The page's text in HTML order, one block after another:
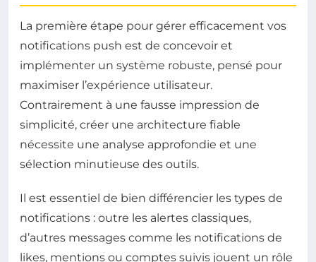
La première étape pour gérer efficacement vos
notifications push est de concevoir et
implémenter un système robuste, pensé pour
maximiser l’expérience utilisateur.
Contrairement à une fausse impression de
simplicité, créer une architecture fiable
nécessite une analyse approfondie et une
sélection minutieuse des outils.
Il est essentiel de bien différencier les types de
notifications : outre les alertes classiques,
d’autres messages comme les notifications de
likes, mentions ou comptes suivis jouent un rôle